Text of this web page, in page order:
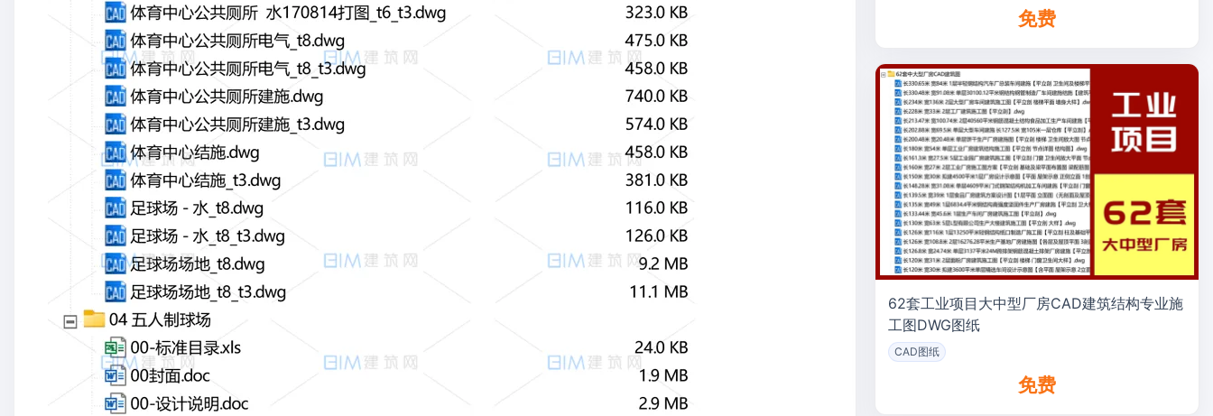
免费
62套工业项目大中型厂房CAD建筑结构专业施
工图DWG图纸
CAD图纸
免费